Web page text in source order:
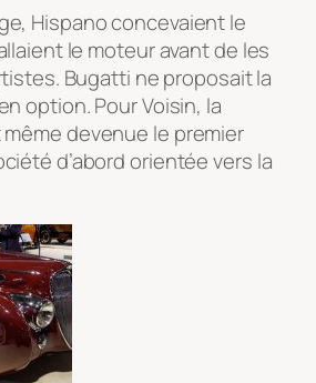
Hispano concevaient le
le moteur avant de les
Bugatti ne proposait la
option. Pour Voisin, la
devenue le premier
d’abord orientée vers la